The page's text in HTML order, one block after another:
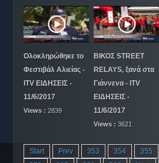
Ολοκληρώθηκε το
Φεστιβάλ Αλιείας -
ITV ΕΙΔΗΣΕΙΣ -
11/6/2017
Views : 2839
ΒΙΚΟΣ STREET
RELAYS, ξανά στα
Γιάννενα - ITV
ΕΙΔΗΣΕΙΣ -
11/6/2017
Views :3621
Start Prev 353 354 355